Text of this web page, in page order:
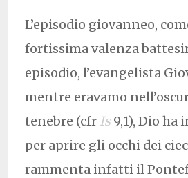
L’episodio giovanneo,
fortissima valenza
episodio, l’evangelista
mentre eravamo
tenebre (cfr Is9,1), Dio ha
per aprire gli occhi dei
rammenta infatti il